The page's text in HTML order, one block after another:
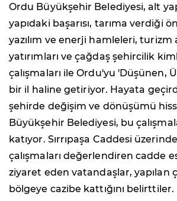
Ordu Büyükşehir Belediyesi, alt
yapıdaki başarısı, tarıma verdiği
yazılım ve enerji hamleleri, turizm
yatırımları ve çağdaş şehircilik
çalışmaları ile Ordu'yu 'Düşünen,
bir il haline getiriyor. Hayata
şehirde değişim ve dönüşümü
Büyükşehir Belediyesi, bu
katıyor. Sırrıpaşa Caddesi
çalışmaları değerlendiren cadde
ziyaret eden vatandaşlar, yapılan
bölgeye cazibe kattığını belirttiler.